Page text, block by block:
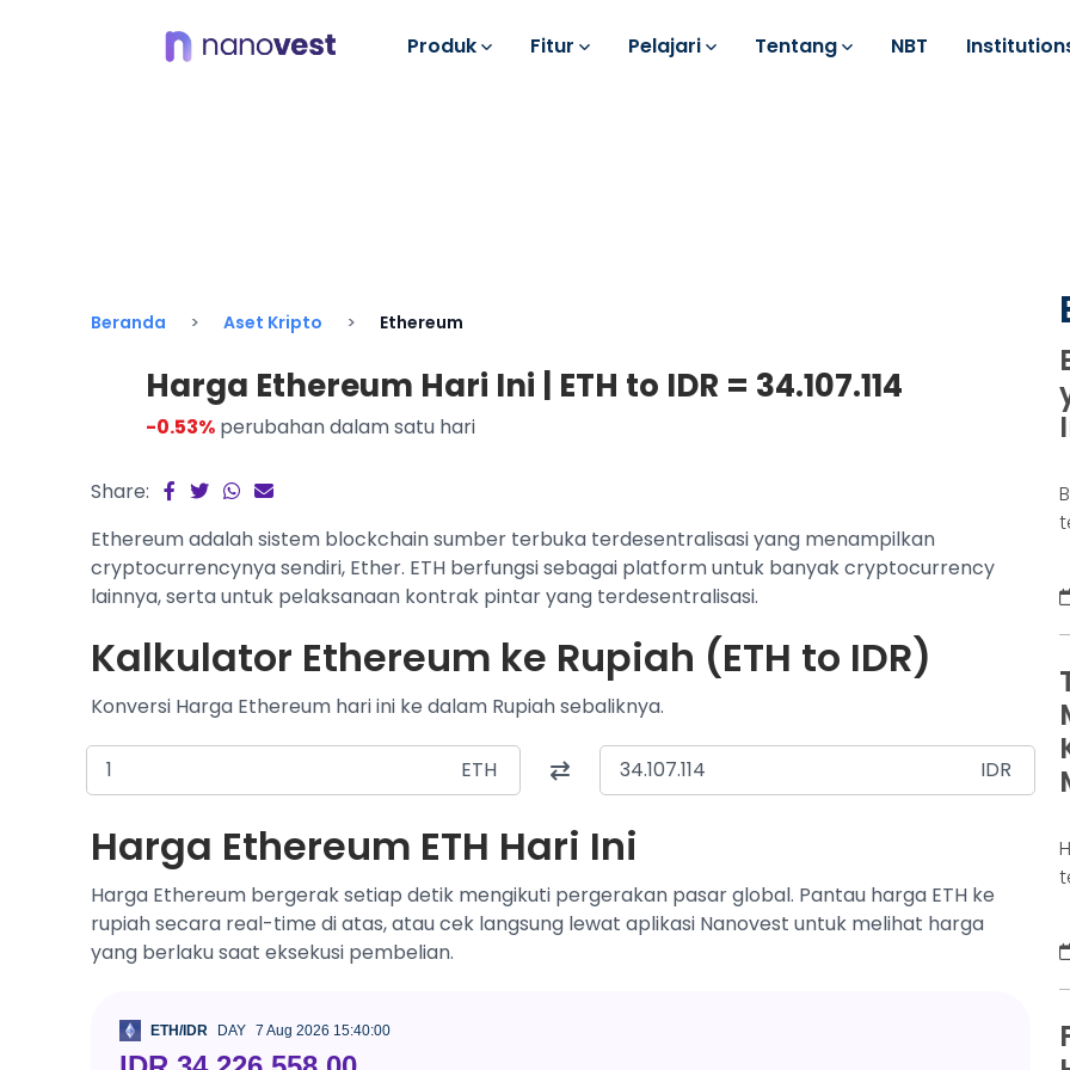
Produk Fitur Pelajari Tentang NBT
Beranda Aset Kripto Ethereum
Harga Ethereum Hari Ini | ETH to IDR = 34.107.114
-0.53% perubahan dalam satu hari
Share:
Ethereum adalah sistem blockchain sumber terbuka terdesentralisasi yang menampilkan
cryptocurrencynya sendiri, Ether. ETH berfungsi sebagai platform untuk banyak cryptocurrency
lainnya, serta untuk pelaksanaan kontrak pintar yang terdesentralisasi.
Kalkulator Ethereum ke Rupiah (ETH to IDR)
Konversi Harga Ethereum hari ini ke dalam Rupiah sebaliknya.
ETH IDR
Harga Ethereum ETH Hari Ini
Harga Ethereum bergerak setiap detik mengikuti pergerakan pasar global. Pantau harga ETH ke
rupiah secara real-time di atas, atau cek langsung lewat aplikasi Nanovest untuk melihat harga
yang berlaku saat eksekusi pembelian.
ETH/IDR DAY 7 Aug 2026 15:40:00